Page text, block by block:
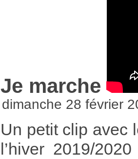
Je marche
dimanche 28 février
Un petit clip avec
l’hiver 2019/